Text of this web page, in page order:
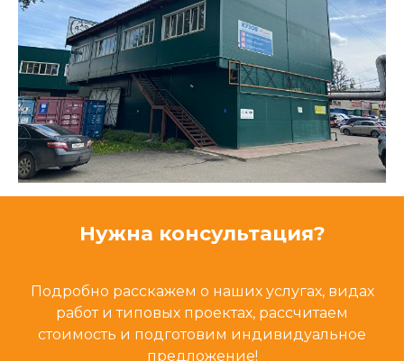
Нужна консультация?
Подробно расскажем о наших услугах, видах
работ и типовых проектах, рассчитаем
стоимость и подготовим индивидуальное
предложение!